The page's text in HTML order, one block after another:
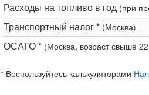
Расходы на топливо в год (при
Транспортный налог * (Москва)
ОСАГО * (Москва, возраст свыше
* Воспользуйтесь калькуляторами